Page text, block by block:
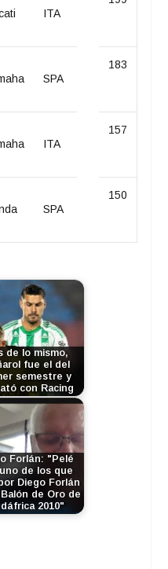
ITA
SPA
183
ITA
157
SPA
150
de lo mismo,
fue el del
semestre y
con Racing
Forlán: "Pelé
de los que
Diego Forlán
de Oro de
2010"